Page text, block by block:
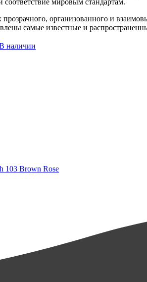
организованного и
самые известные и
наличии
103 Brown Rose